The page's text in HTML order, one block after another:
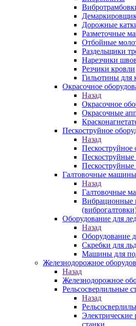
Дорожные
Разметочные
Отбойные
Раздельщики
Нарезчики
Резчики кровли
Гильотины для
Окрасочное
Назад
Окрасочное
Окрасочные
Пескоструйное
Назад
Пескоструйное
Пескоструйные
Галтовочные машины
Назад
Галтовочные
Вибрационные
Оборудование для
Назад
Оборудование
Скребки для
Машины для
Железнодорожное
Назад
Железнодорожное
Рельсосверлильные
Назад
Электрические
станки